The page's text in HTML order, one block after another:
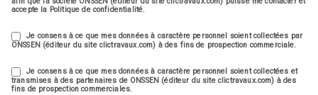
accepte la Politique de confidentialité.
Je consens à ce que mes données à caractère personnel soient collectées par
ONSSEN (éditeur du site clictravaux.com) à des fins de prospection commerciale.
Je consens à ce que mes données à caractère personnel soient collectées et
transmises à des partenaires de ONSSEN (éditeur du site clictravaux.com) à des
fins de prospection commerciales.